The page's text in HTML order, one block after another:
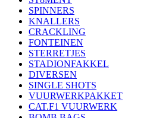
SPINNERS
KNALLERS
CRACKLING
FONTEINEN
STERRETJES
STADIONFAKKEL
DIVERSEN
SINGLE SHOTS
VUURWERKPAKKET
CAT.F1 VUURWERK